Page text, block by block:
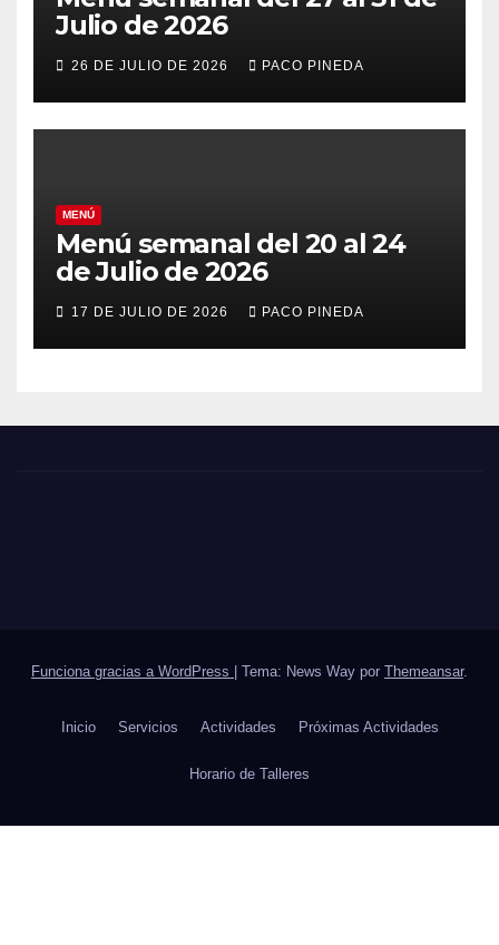
Julio de 2026
26 DE JULIO DE 2026 PACO PINEDA
MENÚ
Menú semanal del 20 al 24
de Julio de 2026
17 DE JULIO DE 2026 PACO PINEDA
Funciona gracias a WordPress Tema: News Way por Themeansar.
Inicio Servicios Actividades Próximas Actividades
Horario de Talleres